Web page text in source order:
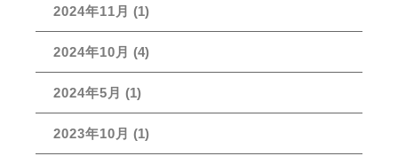
2024年11月 (1)
2024年10月 (4)
2024年5月 (1)
2023年10月 (1)